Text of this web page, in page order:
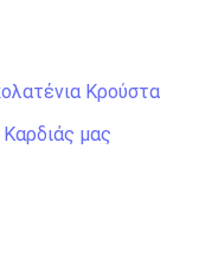
Κρούστα
μας